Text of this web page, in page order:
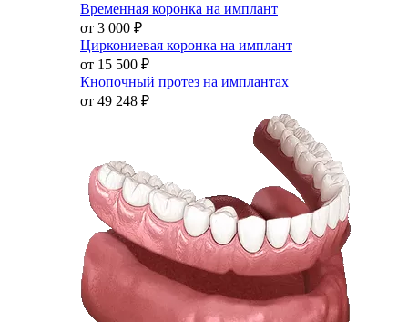
Временная коронка на имплант
от 3 000 ₽
Циркониевая коронка на имплант
от 15 500 ₽
Кнопочный протез на имплантах
от 49 248 ₽